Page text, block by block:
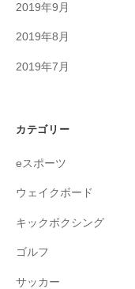
2019年9月
2019年8月
2019年7月
カテゴリー
eスポーツ
ウェイクボード
キックボクシング
ゴルフ
サッカー